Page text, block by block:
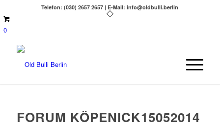
Telefon: (030) 2657 2657 | E-Mail: info@oldbulli.berlin
0
FORUM KÖPENICK15052014